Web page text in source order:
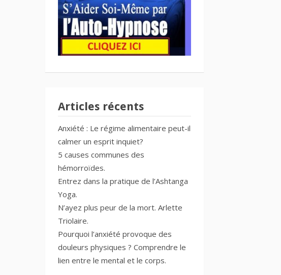
Articles récents
Anxiété : Le régime alimentaire peut-il
calmer un esprit inquiet?
5 causes communes des
hémorroïdes.
Entrez dans la pratique de l’Ashtanga
Yoga.
N’ayez plus peur de la mort. Arlette
Triolaire.
Pourquoi l’anxiété provoque des
douleurs physiques ? Comprendre le
lien entre le mental et le corps.